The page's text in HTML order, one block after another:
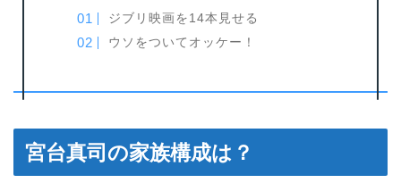
ジブリ映画を14本見せる
ウソをついてオッケー！
宮台真司の家族構成は？